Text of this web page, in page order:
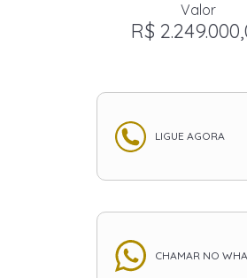
Valor
R$
LIGUE AGORA
CHAMAR NO